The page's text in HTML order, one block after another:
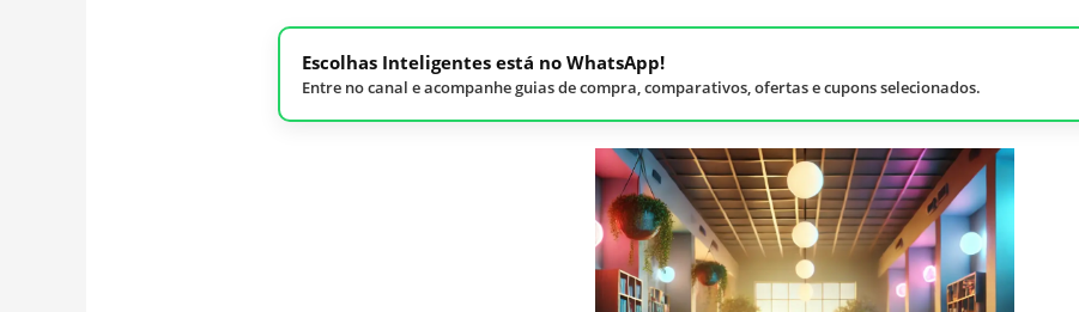
Escolhas Inteligentes está no WhatsApp!
Entre no canal e acompanhe guias de compra, comparativos, ofertas e cupons selecionados.